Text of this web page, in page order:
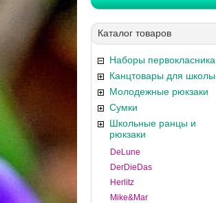
Каталог товаров
Наборы первокласника
Канцтовары для школы
Молодежные рюкзаки
Сумки
Школьные ранцы и
рюкзаки
DeLune
DerDieDas
Herlitz
Mike&Mar